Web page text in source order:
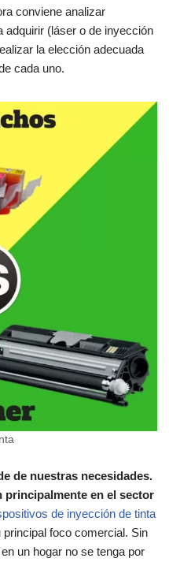
conviene analizar
adquirir (láser o de inyección
la elección adecuada
cada uno.
de nuestras necesidades.
principalmente en el sector
de inyección de tinta
foco comercial. Sin
un hogar no se tenga por